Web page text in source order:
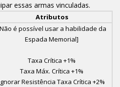
essas armas vinculadas.
Atributos
é possível usar a habilidade da
Espada Memorial]
Taxa Crítica +1%
Taxa Máx. Crítica +1%
Resistência Taxa Crítica +2%